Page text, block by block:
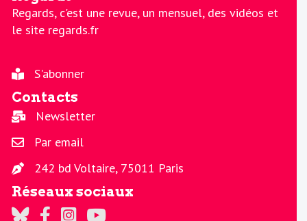
Regards, c'est une revue, un mensuel, des vidéos et
le site regards.fr
S'abonner
Contacts
Newsletter
Par email
242 bd Voltaire, 75011 Paris
Réseaux sociaux
Regards sur Twitter
Regards sur Facebook
Regards sur Instagram
La chaine Regards sur Youtube